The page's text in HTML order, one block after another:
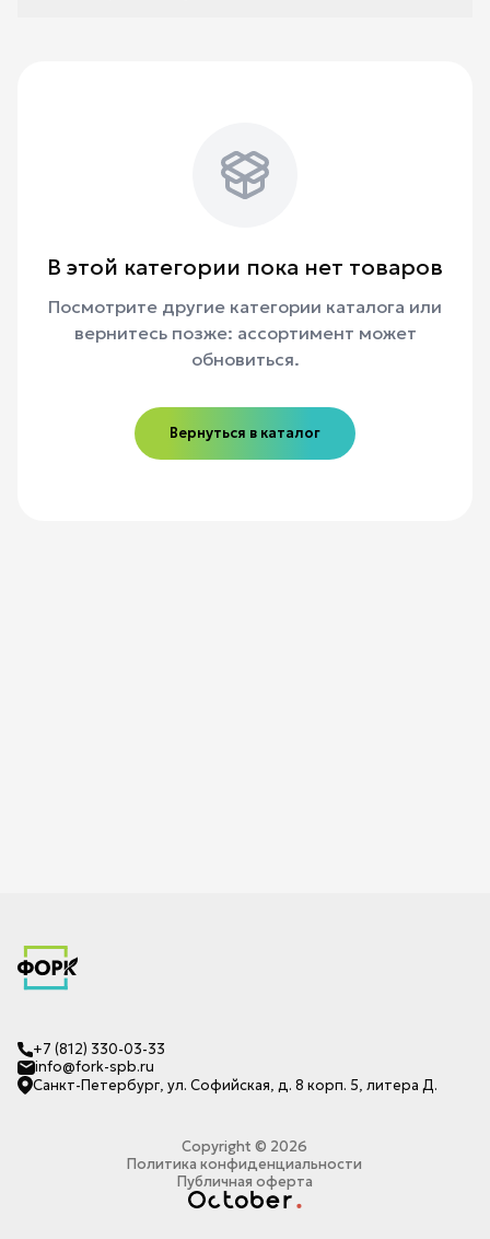
В этой категории пока нет товаров
Посмотрите другие категории каталога или
вернитесь позже: ассортимент может
обновиться.
Вернуться в каталог
+7 (812) 330-03-33
info@fork-spb.ru
Санкт-Петербург, ул. Софийская, д. 8 корп. 5, литера Д.
Copyright © 2026
Политика конфиденциальности
Публичная оферта